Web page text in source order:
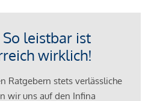
leistbar ist
wirklich!
Ratgebern stets verlässliche
wir uns auf den Infina